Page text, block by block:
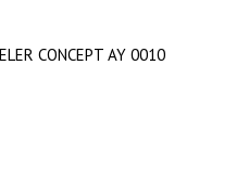
CONCEPT AY 0010